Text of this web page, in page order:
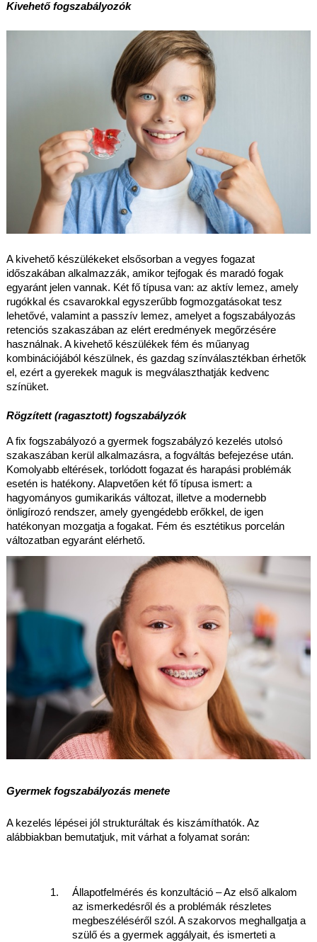
Kivehető fogszabályozók
A kivehető készülékeket elsősorban a vegyes fogazat
időszakában alkalmazzák, amikor tejfogak és maradó fogak
egyaránt jelen vannak. Két fő típusa van: az aktív lemez, amely
rugókkal és csavarokkal egyszerűbb fogmozgatásokat tesz
lehetővé, valamint a passzív lemez, amelyet a fogszabályozás
retenciós szakaszában az elért eredmények megőrzésére
használnak. A kivehető készülékek fém és műanyag
kombinációjából készülnek, és gazdag színválasztékban érhetők
el, ezért a gyerekek maguk is megválaszthatják kedvenc
színüket.
Rögzített (ragasztott) fogszabályzók
A fix fogszabályozó a gyermek fogszabályzó kezelés utolsó
szakaszában kerül alkalmazásra, a fogváltás befejezése után.
Komolyabb eltérések, torlódott fogazat és harapási problémák
esetén is hatékony. Alapvetően két fő típusa ismert: a
hagyományos gumikarikás változat, illetve a modernebb
önligírozó rendszer, amely gyengédebb erőkkel, de igen
hatékonyan mozgatja a fogakat. Fém és esztétikus porcelán
változatban egyaránt elérhető.
Gyermek fogszabályozás menete
A kezelés lépései jól strukturáltak és kiszámíthatók. Az
alábbiakban bemutatjuk, mit várhat a folyamat során:
Állapotfelmérés és konzultáció – Az első alkalom
az ismerkedésről és a problémák részletes
megbeszéléséről szól. A szakorvos meghallgatja a
szülő és a gyermek aggályait, és ismerteti a